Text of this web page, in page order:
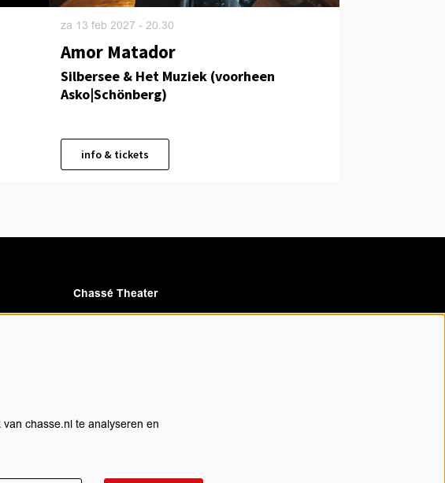
Amor Matador
Silbersee & Het Muziek (voorheen
Asko|Schönberg)
za 13 feb 2027 - 20.30
info & tickets
Chassé Theater
chasse.nl te analyseren en